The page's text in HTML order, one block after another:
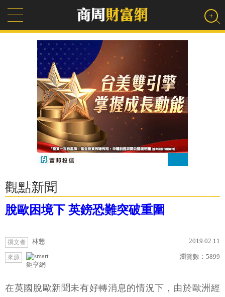
觀點新聞
脫歐困境下 英鎊恐難突破重圍
撰文者 林懇 2019.02.11
來源
鉅亨網
瀏覽數： 5899
在英國脫歐新聞未有好轉消息的情況下，由於歐洲經